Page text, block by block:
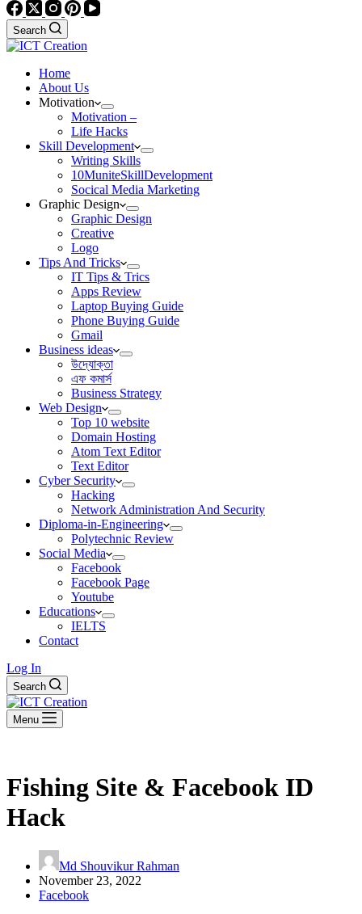
Search
Home
About Us
Motivation
Motivation –
Life Hacks
Skill Development
Writing Skills
10MuniteSkillDevelopment
Socical Media Marketing
Graphic Design
Graphic Design
Creative
Logo
Tips And Tricks
IT Tips & Trics
Apps Review
Laptop Buying Guide
Phone Buying Guide
Gmail
Business ideas
উদ্যোক্তা
এফ কমার্স
Business Strategy
Web Design
Top 10 website
Domain Hosting
Atom Text Editor
Text Editor
Cyber Security
Hacking
Network Administration And Security
Diploma-in-Engineering
Polytechnic Review
Social Media
Facebook
Facebook Page
Youtube
Educations
IELTS
Contact
Log In
Search
Menu
Fishing Site & Facebook ID
Hack
Md Shouvikur Rahman
November 23, 2022
Facebook